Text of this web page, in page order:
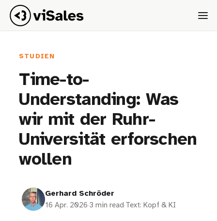
STUDIEN
Time-to-
Understanding: Was
wir mit der Ruhr-
Universität erforschen
wollen
Gerhard Schröder
16 Apr. 2026·3 min read·Text: Kopf & KI